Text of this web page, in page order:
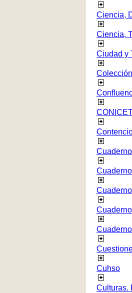
Ciencia,
Ciencia,
Ciudad y
Cuhso
Culturas.